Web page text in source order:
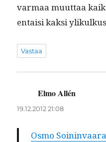
var­maa muut­taa
en­taisi kak­si
Vastaa
Elmo Allén
19.12.2012 21:08
Osmo Soin­in­vaara